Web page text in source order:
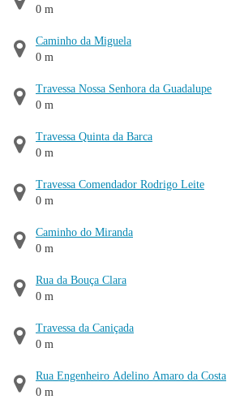
0 m
Caminho da Miguela
0 m
Travessa Nossa Senhora da Guadalupe
0 m
Travessa Quinta da Barca
0 m
Travessa Comendador Rodrigo Leite
0 m
Caminho do Miranda
0 m
Rua da Bouça Clara
0 m
Travessa da Caniçada
0 m
Rua Engenheiro Adelino Amaro da Costa
0 m